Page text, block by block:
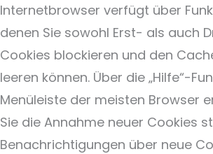
Internetbrowser verfügt über
denen Sie sowohl Erst- als auch
Cookies blockieren und den
leeren können. Über die „Hilfe“-
Menüleiste der meisten Browser
Sie die Annahme neuer Cookies
Benachrichtigungen über neue